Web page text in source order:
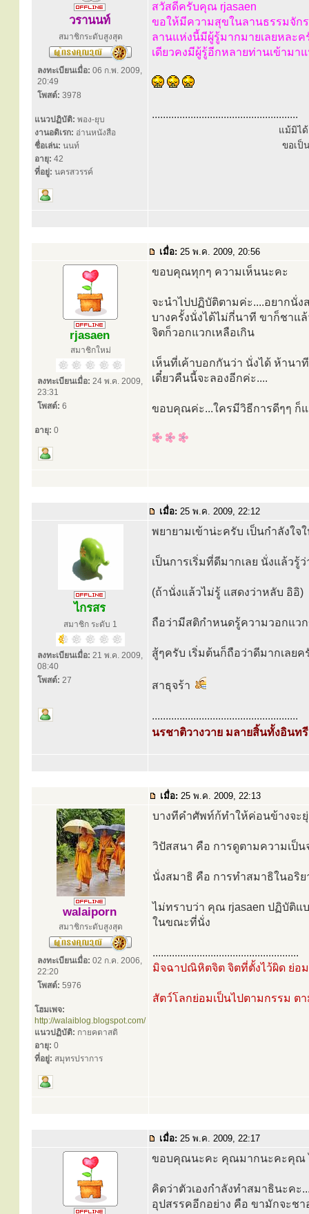
วรานนท์
สมาชิกระดับสูงสุด
ลงทะเบียนเมื่อ: 06 ก.พ. 2009,
20:49
โพสต์: 3978
แนวปฏิบัติ: พอง-ยุบ
งานอดิเรก: อ่านหนังสือ
ชื่อเล่น: นนท์
อายุ: 42
ที่อยู่: นครสวรรค์
สวัสดีครับคุณ rjasaen
ขอให้มีความสุขในลานธรรมจัก
ลานแห่งนี้มีผู้รู้มากมายเลยหละค
เดียวคงมีผู้รู้อีกหลายท่านเข้ามา
.....................................................
แม้มิได้
ขอเป็
เมื่อ: 25 พ.ค. 2009, 20:56
rjasaen
สมาชิกใหม่
ลงทะเบียนเมื่อ: 24 พ.ค. 2009,
23:31
โพสต์: 6
อายุ: 0
ขอบคุณทุกๆ ความเห็นนะคะ
จะนำไปปฏิบัติตามค่ะ....อยากนั่ง
บางครั้งนั่งได้ไม่กี่นาที ขาก็ชาแล้
จิตก็วอกแวกเหลือเกิน
เห็นที่เค้าบอกกันว่า นั่งได้ ห้านา
เดี๋ยวคืนนี้จะลองอีกค่ะ....
ขอบคุณค่ะ...ใครมีวิธีการดีๆๆ ก็
เมื่อ: 25 พ.ค. 2009, 22:12
ไกรสร
สมาชิก ระดับ 1
ลงทะเบียนเมื่อ: 21 พ.ค. 2009,
08:40
โพสต์: 27
พยายามเข้าน่ะครับ เป็นกำลังใจ
เป็นการเริ่มที่ดีมากเลย นั่งแล้วรู้
(ถ้านั่งแล้วไม่รู้ แสดงว่าหลับ อิอิ)
ถือว่ามีสติกำหนดรู้ความวอกแวก
สู้ๆครับ เริ่มต้นก็ถือว่าดีมากเลยค
สาธุจร้า
.....................................................
นรชาติวางวาย มลายสิ้นทั้งอินท
เมื่อ: 25 พ.ค. 2009, 22:13
walaiporn
สมาชิกระดับสูงสุด
ลงทะเบียนเมื่อ: 02 ก.ค. 2006,
22:20
โพสต์: 5976
โฮมเพจ:
http://walaiblog.blogspot.com/
แนวปฏิบัติ: กายคตาสติ
อายุ: 0
ที่อยู่: สมุทรปราการ
บางทีคำศัพท์ก้ทำให้ค่อนข้างจะ
วิปัสสนา คือ การดูตามความเป็น
นั่งสมาธิ คือ การทำสมาธิในอริ
ไม่ทราบว่า คุณ rjasaen ปฏิบัติแ
ในขณะที่นั่ง
.....................................................
มิจฉาปณิหิตจิต จิตที่ตั้งไว้ผิด ย่อ
สัตว์โลกย่อมเป็นไปตามกรรม ต
เมื่อ: 25 พ.ค. 2009, 22:17
ขอบคุณนะคะ คุณมากนะคะคุณ
คิดว่าตัวเองกำลังทำสมาธินะค
อุปสรรคอีกอย่าง คือ ขามักจะชา